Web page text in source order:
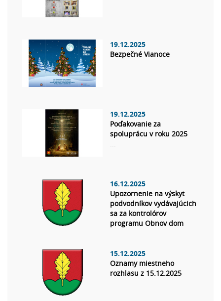
19.12.2025
Bezpečné Vianoce
19.12.2025
Poďakovanie za
spoluprácu v roku 2025
...
16.12.2025
Upozornenie na výskyt
podvodníkov vydávajúcich
sa za kontrolórov
programu Obnov dom
15.12.2025
Oznamy miestneho
rozhlasu z 15.12.2025